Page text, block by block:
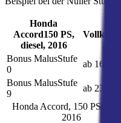
Honda
Accord150PS,
diesel, 2016
Vollkasko
Bonus MalusStufe
0
ab 165 €
Bonus MalusStufe
9
ab 234 €
Honda Accord, 150 PS,
2016